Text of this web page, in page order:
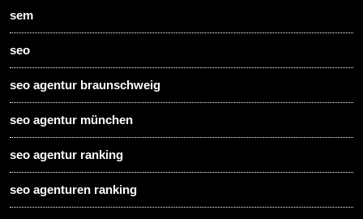
sem
seo
seo agentur braunschweig
seo agentur münchen
seo agentur ranking
seo agenturen ranking